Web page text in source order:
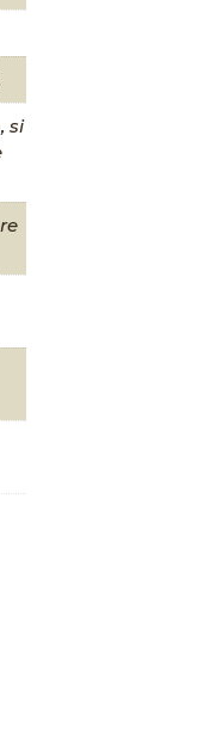
si